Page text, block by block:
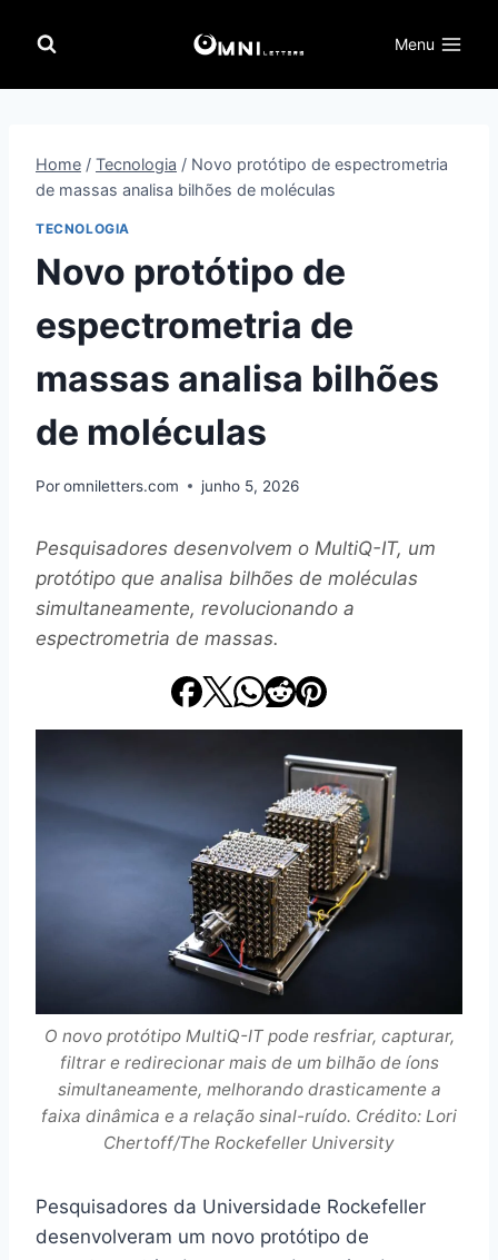
para
Menu
Home / Tecnologia / Novo protótipo de espectrometria
de massas analisa bilhões de moléculas
TECNOLOGIA
Novo protótipo de
espectrometria de
massas analisa bilhões
de moléculas
Poromniletters.com junho 5, 2026
Pesquisadores desenvolvem o MultiQ-IT, um
protótipo que analisa bilhões de moléculas
simultaneamente, revolucionando a
espectrometria de massas.
O novo protótipo MultiQ-IT pode resfriar, capturar,
filtrar e redirecionar mais de um bilhão de íons
simultaneamente, melhorando drasticamente a
faixa dinâmica e a relação sinal-ruído. Crédito: Lori
Chertoff/The Rockefeller University
Pesquisadores da Universidade Rockefeller
desenvolveram um novo protótipo de